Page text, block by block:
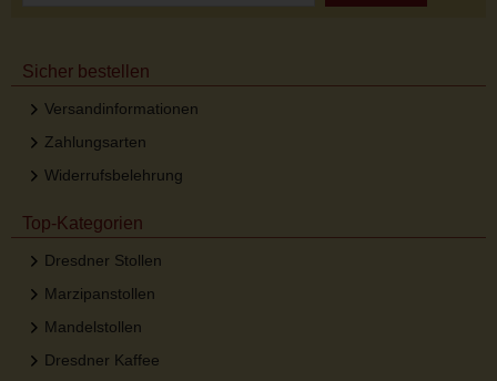
Sicher bestellen
Versandinformationen
Zahlungsarten
Widerrufsbelehrung
Top-Kategorien
Dresdner Stollen
Marzipanstollen
Mandelstollen
Dresdner Kaffee